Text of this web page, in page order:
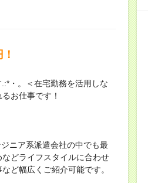
・。＜在宅勤務を活用しな
お仕事です！
ニア系派遣会社の中でも最
どライフスタイルに合わせ
ど幅広くご紹介可能です。